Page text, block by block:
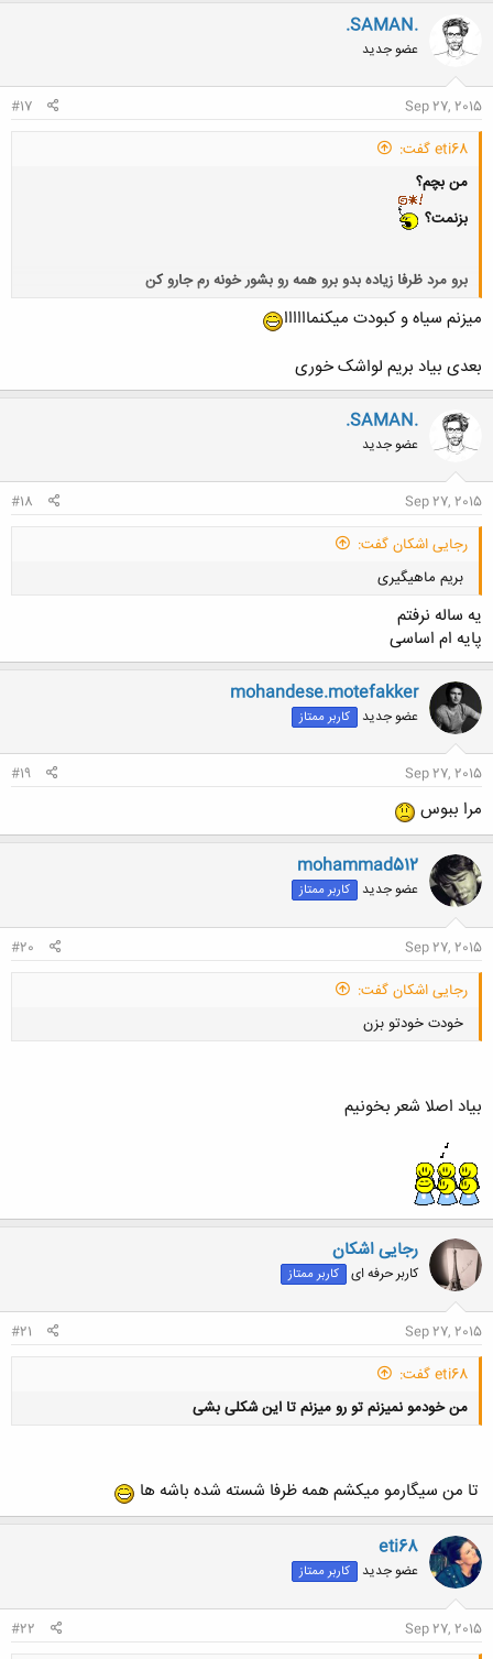
.SAMAN.
عضو جدید
Sep 27, 2015
#17
eti68 گفت:
من بچم؟
بزنمت؟
برو مرد ظرفا زیاده بدو برو همه رو بشور خونه رم جارو کن
کلیک کنید تا باز شود...میزنم سیاه و کبودت میکنماااااا
بعدی بیاد بریم لواشک خوری
.SAMAN.
عضو جدید
Sep 27, 2015
#18
رجایی اشکان گفت:
بریم ماهیگیری
کلیک کنید تا باز شود...
یه ساله نرفتم
پایه ام اساسی
mohandese.motefakker
عضو جدید کاربر ممتاز
Sep 27, 2015
#19
مرا ببوس
mohammad512
عضو جدید کاربر ممتاز
Sep 27, 2015
#20
رجایی اشکان گفت:
خودت خودتو بزن
بیاد اصلا شعر بخونیم
رجایی اشکان
کاربر حرفه ای کاربر ممتاز
Sep 27, 2015
#21
eti68 گفت:
من خودمو نمیزنم تو رو میزنم تا این شکلی بشی
تا من سیگارمو میکشم همه ظرفا شسته شده باشه ها
eti68
عضو جدید کاربر ممتاز
Sep 27, 2015
#22